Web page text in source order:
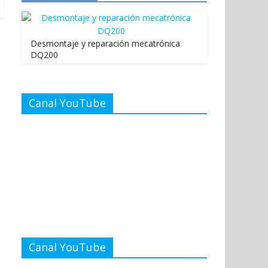
Desmontaje y reparación mecatrónica
DQ200
Canal YouTube
Canal YouTube